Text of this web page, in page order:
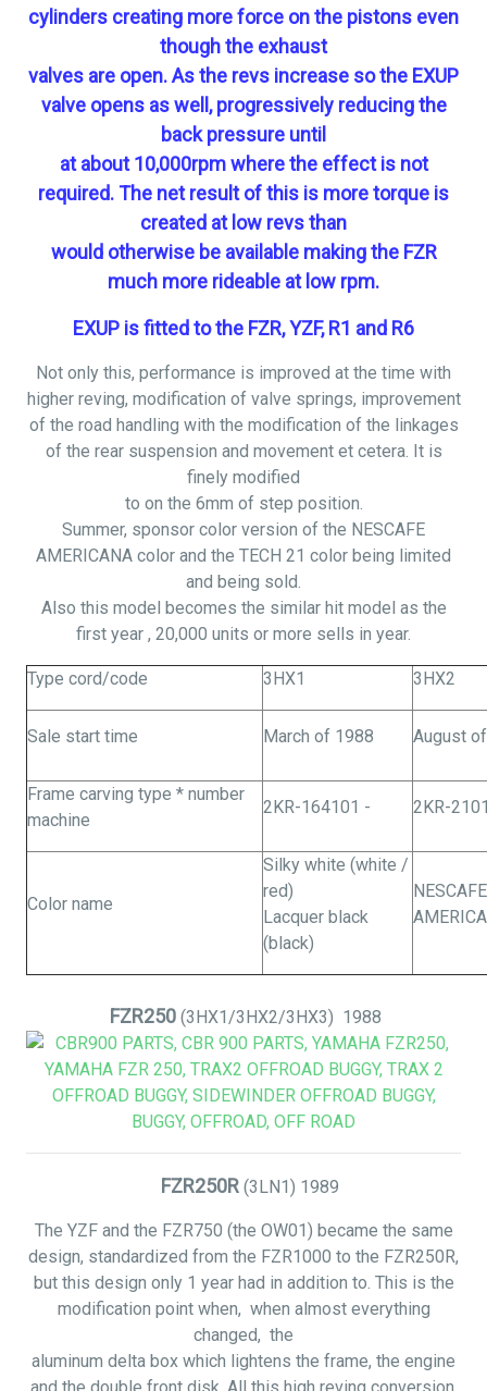
cylinders creating more force on the pistons even
though the exhaust
valves are open. As the revs increase so the EXUP
valve opens as well,progressively reducingthe
back pressure until
at about 10,000rpm where the effect is not
required. The net result of this is more torque is
created at low revs than
would otherwise be available making the FZR
much more rideable at low rpm.
EXUP is fitted to the FZR, YZF, R1 and R6
Not only this, performance is improved at the time with
higher reving, modification of valve springs, improvement
of the road handling with the modification of the linkages
of the rear suspension and movement et cetera. It is
finely modified
to on the 6mm of step position.
Summer, sponsor color version of the NESCAFE
AMERICANA color and the TECH 21 color being limited
and being sold.
Also this model becomes the similar hit model as the
first year , 20,000 units or more sells in year.
Type cord/code 3HX1 3HX2
Sale start time March of 1988 August
Frame carving type * number
machine
2KR-164101 - 2KR-
Color name
Silky white (white /
red)
Lacquer black
(black)
NESCAFE
FZR250 (3HX1/3HX2/3HX3) 1988
FZR250R (3LN1) 1989
The YZF and the FZR750 (the OW01) became the same
design, standardized from the FZR1000 to the FZR250R,
but this design only 1 year had in addition to. This is the
modification point when, when almost everything
changed, the
aluminum delta box which lightens the frame, the engine